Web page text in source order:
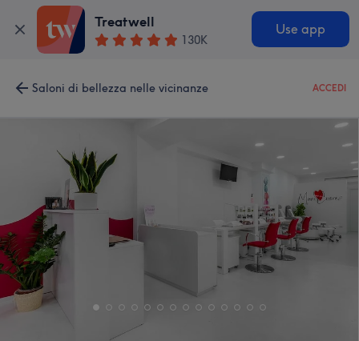
Treatwell
130K
Use app
Saloni di bellezza nelle vicinanze ACCEDI